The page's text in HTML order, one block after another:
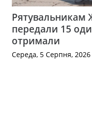
передали 15
отримали
Середа, 5 Серпня, 2026